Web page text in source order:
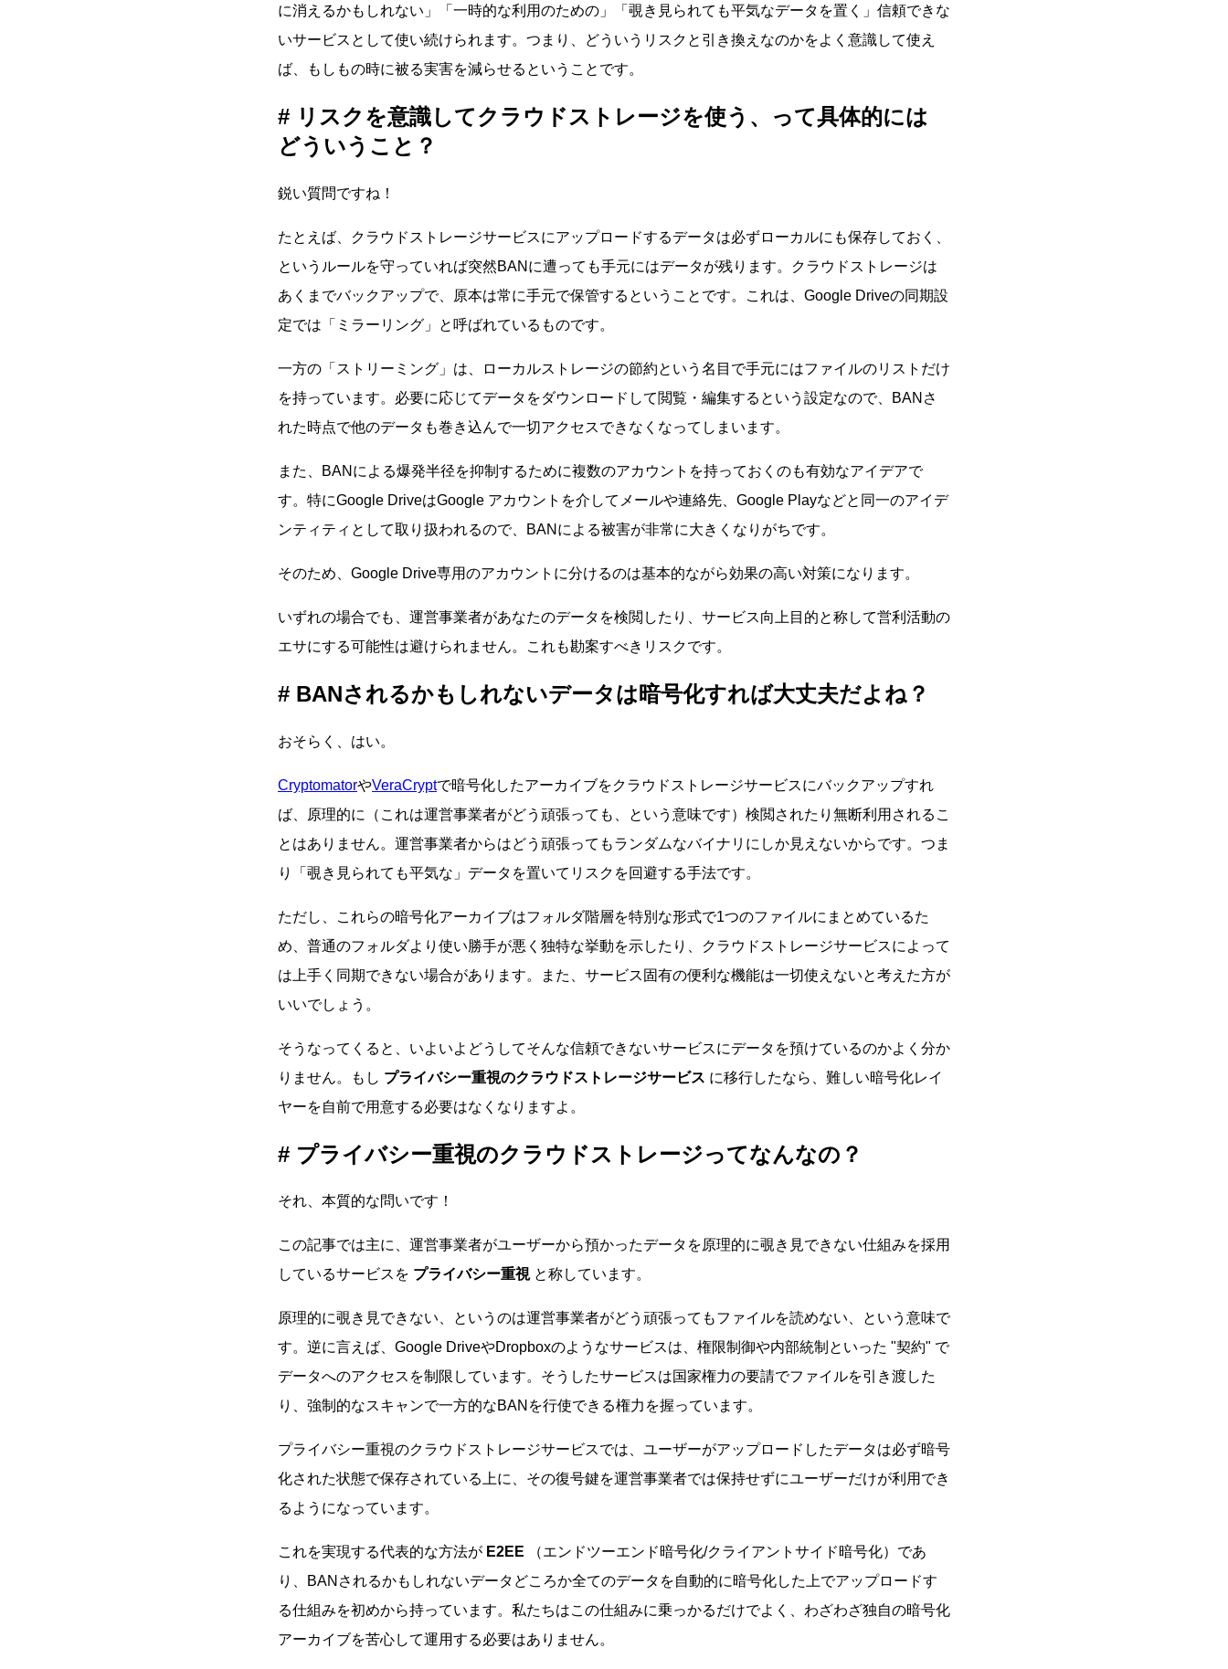
に消えるかもしれない」「一時的な利用のための」「覗き見られても平気なデータを置く」信頼できな
いサービスとして使い続けられます。つまり、どういうリスクと引き換えなのかをよく意識して使え
ば、もしもの時に被る実害を減らせるということです。
リスクを意識してクラウドストレージを使う、って具体的には
どういうこと？
鋭い質問ですね！
たとえば、クラウドストレージサービスにアップロードするデータは必ずローカルにも保存しておく、
というルールを守っていれば突然BANに遭っても手元にはデータが残ります。クラウドストレージは
あくまでバックアップで、原本は常に手元で保管するということです。これは、Google Driveの同期設
定では「ミラーリング」と呼ばれているものです。
一方の「ストリーミング」は、ローカルストレージの節約という名目で手元にはファイルのリストだけ
を持っています。必要に応じてデータをダウンロードして閲覧・編集するという設定なので、BANさ
れた時点で他のデータも巻き込んで一切アクセスできなくなってしまいます。
また、BANによる爆発半径を抑制するために複数のアカウントを持っておくのも有効なアイデアで
す。特にGoogle DriveはGoogle アカウントを介してメールや連絡先、Google Playなどと同一のアイデ
ンティティとして取り扱われるので、BANによる被害が非常に大きくなりがちです。
そのため、Google Drive専用のアカウントに分けるのは基本的ながら効果の高い対策になります。
いずれの場合でも、運営事業者があなたのデータを検閲したり、サービス向上目的と称して営利活動の
エサにする可能性は避けられません。これも勘案すべきリスクです。
BANされるかもしれないデータは暗号化すれば大丈夫だよね？
おそらく、はい。
CryptomatorやVeraCryptで暗号化したアーカイブをクラウドストレージサービスにバックアップすれ
ば、原理的に（これは運営事業者がどう頑張っても、という意味です）検閲されたり無断利用されるこ
とはありません。運営事業者からはどう頑張ってもランダムなバイナリにしか見えないからです。つま
り「覗き見られても平気な」データを置いてリスクを回避する手法です。
ただし、これらの暗号化アーカイブはフォルダ階層を特別な形式で1つのファイルにまとめているた
め、普通のフォルダより使い勝手が悪く独特な挙動を示したり、クラウドストレージサービスによって
は上手く同期できない場合があります。また、サービス固有の便利な機能は一切使えないと考えた方が
いいでしょう。
そうなってくると、いよいよどうしてそんな信頼できないサービスにデータを預けているのかよく分か
りません。もし プライバシー重視のクラウドストレージサービス に移行したなら、難しい暗号化レイ
ヤーを自前で用意する必要はなくなりますよ。
プライバシー重視のクラウドストレージってなんなの？
それ、本質的な問いです！
この記事では主に、運営事業者がユーザーから預かったデータを原理的に覗き見できない仕組みを採用
しているサービスを プライバシー重視と称しています。
原理的に覗き見できない、というのは運営事業者がどう頑張ってもファイルを読めない、という意味で
す。逆に言えば、Google DriveやDropboxのようなサービスは、権限制御や内部統制といった
契約
で
データへのアクセスを制限しています。そうしたサービスは国家権力の要請でファイルを引き渡した
り、強制的なスキャンで一方的なBANを行使できる権力を握っています。
プライバシー重視のクラウドストレージサービスでは、ユーザーがアップロードしたデータは必ず暗号
化された状態で保存されている上に、その復号鍵を運営事業者では保持せずにユーザーだけが利用でき
るようになっています。
これを実現する代表的な方法が E2EE （エンドツーエンド暗号化/クライアントサイド暗号化）であ
り、BANされるかもしれないデータどころか全てのデータを自動的に暗号化した上でアップロードす
る仕組みを初めから持っています。私たちはこの仕組みに乗っかるだけでよく、わざわざ独自の暗号化
アーカイブを苦心して運用する必要はありません。